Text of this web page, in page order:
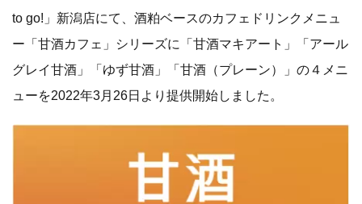
to go!」新潟店にて、酒粕ベースのカフェドリンクメニュ
ー「甘酒カフェ」シリーズに「甘酒マキアート」「アール
グレイ甘酒」「ゆず甘酒」「甘酒（プレーン）」の４メニ
ューを2022年3月26日より提供開始しました。